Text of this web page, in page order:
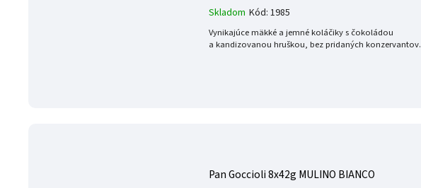
Skladom Kód: 1985
Vynikajúce mäkké a jemné koláčiky s čokoládou
a kandizovanou hruškou, bez pridaných konzervantov.
Pan Goccioli 8x42g MULINO BIANCO